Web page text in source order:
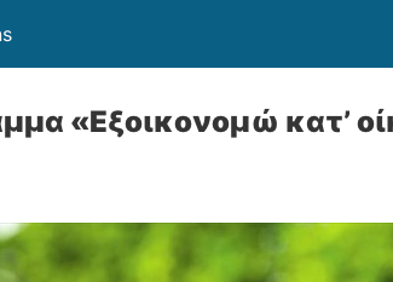
«Εξοικονομώ κατ’